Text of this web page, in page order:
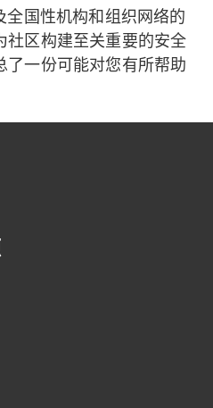
国性机构和组织网络的
社区构建至关重要的安全
了一份可能对您有所帮助